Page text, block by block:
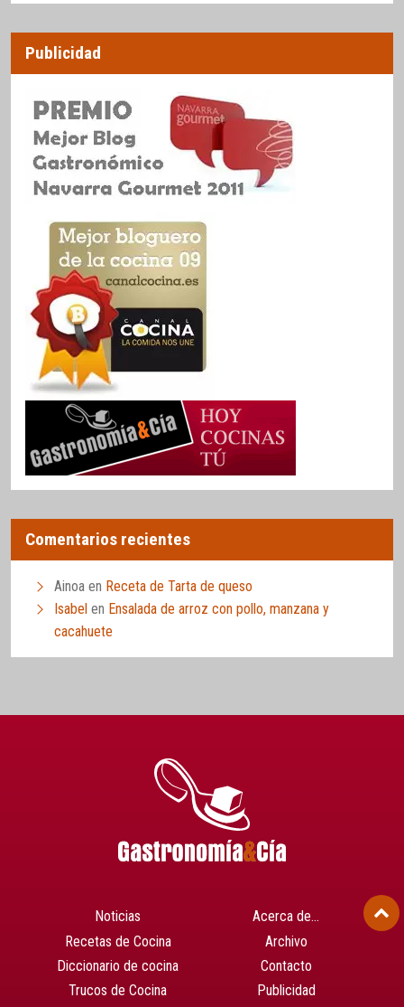
Publicidad
Comentarios recientes
Ainoa en Receta de Tarta de queso
Isabel en Ensalada de arroz con pollo, manzana y
cacahuete
Noticias
Recetas de Cocina
Diccionario de cocina
Trucos de Cocina
Acerca de…
Archivo
Contacto
Publicidad